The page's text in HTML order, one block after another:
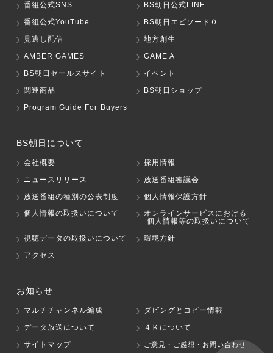
番組公式SNS
BS朝日公式LINE
番組公式YouTube
BS朝日エピソード０
見逃し配信
地方創生
AMBER GAMES
GAME A
BS朝日セールスサイト
イベント
関連商品
BS朝日ショップ
Program Guide For Buyers
BS朝日について
会社概要
採用情報
ニュースリリース
放送番組審議会
放送番組の種別の公表制度
個人情報保護方針
個人情報の取扱いについて
オンラインサービスにおける
個人情報等の取扱いについて
視聴データの取扱いについて
環境方針
アクセス
お知らせ
マルチチャンネル編成
ダビングとコピー情報
データ放送について
４Ｋについて
サイトマップ
ご意見・ご感想・お問い合わせ